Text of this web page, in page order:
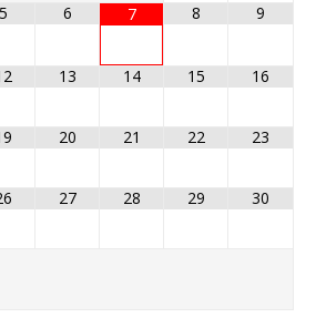
5 6 7 8 9
13 14 15 16
20 21 22 23
27 28 29 30